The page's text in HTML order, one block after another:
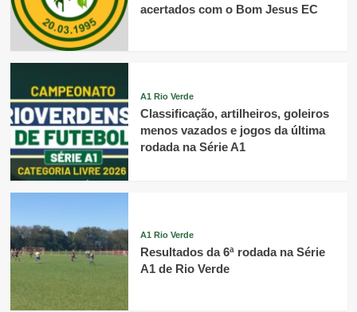
acertados com o Bom Jesus EC
A1 Rio Verde
Classificação, artilheiros, goleiros
menos vazados e jogos da última
rodada na Série A1
A1 Rio Verde
Resultados da 6ª rodada na Série
A1 de Rio Verde